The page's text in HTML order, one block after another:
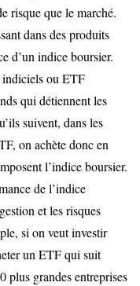
risque que le marché.
dans des produits
d’un indice boursier.
indiciels ou ETF
qui détiennent les
suivent, dans les
on achète donc en
l’indice boursier.
de l’indice
et les risques
si on veut investir
un ETF qui suit
plus grandes entreprises